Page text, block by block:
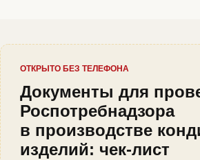
ОТКРЫТО БЕЗ ТЕЛЕФОНА
Документы для
Роспотребнадзора
в производстве
изделий: чек-лист